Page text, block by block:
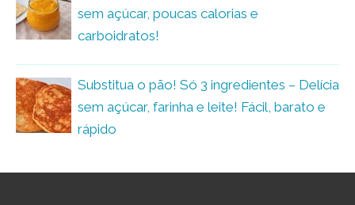
sem açúcar, poucas calorias e
carboidratos!
Substitua o pão! Só 3 ingredientes – Delícia
sem açúcar, farinha e leite! Fácil, barato e
rápido